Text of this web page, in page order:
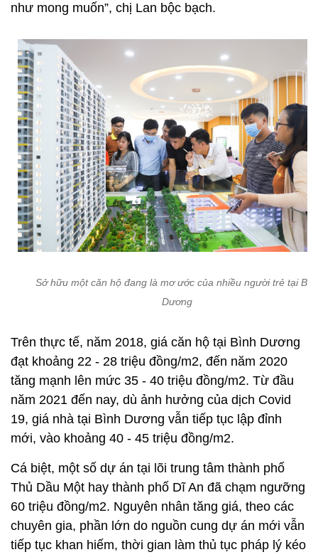
như mong muốn”, chị Lan bộc bạch.
Sở hữu một căn hộ đang là mơ ước của nhiều người trẻ tại
Dương
Trên thực tế, năm 2018, giá căn hộ tại Bình Dương
đạt khoảng 22 - 28 triệu đồng/m2, đến năm 2020
tăng mạnh lên mức 35 - 40 triệu đồng/m2. Từ đầu
năm 2021 đến nay, dù ảnh hưởng của dịch Covid
19, giá nhà tại Bình Dương vẫn tiếp tục lập đỉnh
mới, vào khoảng 40 - 45 triệu đồng/m2.
Cá biệt, một số dự án tại lõi trung tâm thành phố
Thủ Dầu Một hay thành phố Dĩ An đã chạm ngưỡng
60 triệu đồng/m2. Nguyên nhân tăng giá, theo các
chuyên gia, phần lớn do nguồn cung dự án mới vẫn
tiếp tục khan hiếm, thời gian làm thủ tục pháp lý kéo